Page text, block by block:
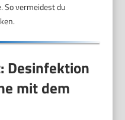
So vermeidest du
Desinfektion
mit dem